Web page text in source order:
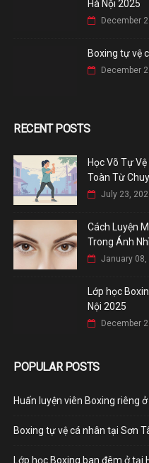
Hà Nội 2025
December
Boxing tự vệ
December
RECENT POSTS
Học Võ Tự Vệ
Toàn Từ
July 23,
Cách Luyện
Trong Ánh
January 08,
Lớp học
Nội 2025
December
POPULAR POSTS
Huấn luyện viên Boxing riêng
Boxing tự vệ cá nhân tại Sơn
Lớp học Boxing ban đêm ở tại